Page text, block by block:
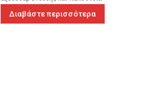
Διαβάστε περισσότερα